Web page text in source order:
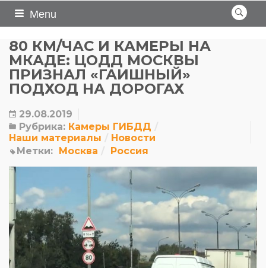
Menu
80 КМ/ЧАС И КАМЕРЫ НА
МКАДЕ: ЦОДД МОСКВЫ
ПРИЗНАЛ «ГАИШНЫЙ»
ПОДХОД НА ДОРОГАХ
29.08.2019
Рубрика: Камеры ГИБДД
Наши материалы
Новости
Метки: Москва Россия